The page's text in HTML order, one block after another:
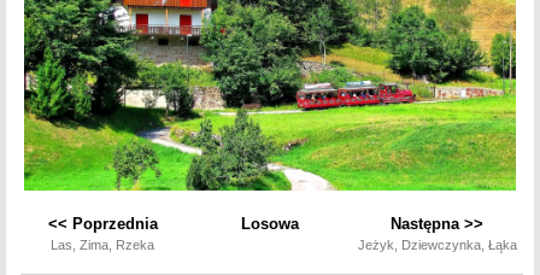
<< Poprzednia
Las, Zima, Rzeka
Losowa Następna >>
Jeżyk, Dziewczynka, Łąka